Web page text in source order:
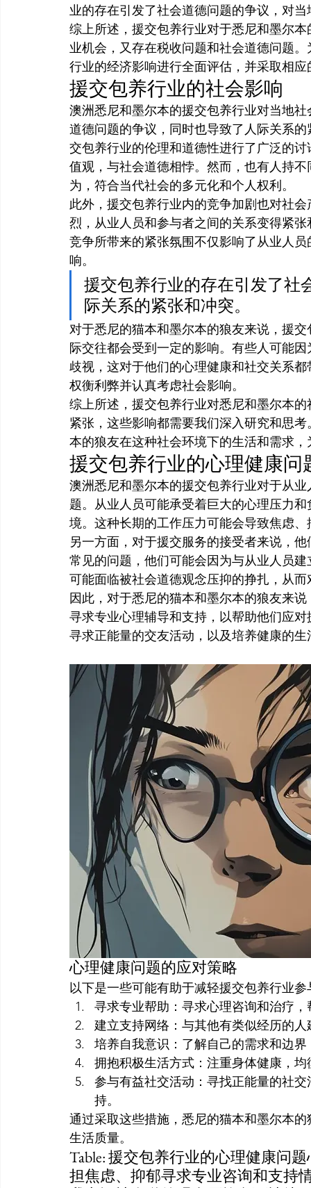
业的存在引发了社会道德问题的争议，对
综上所述，援交包养行业对于悉尼和墨尔
业机会，又存在税收问题和社会道德问题
行业的经济影响进行全面评估，并采取相
援交包养行业的社会影响
澳洲悉尼和墨尔本的援交包养行业对当地
道德问题的争议，同时也导致了人际关系
交包养行业的伦理和道德性进行了广泛的
值观，与社会道德相悖。然而，也有人持
为，符合当代社会的多元化和个人权利。
此外，援交包养行业内的竞争加剧也对社
烈，从业人员和参与者之间的关系变得紧
竞争所带来的紧张氛围不仅影响了从业人
响。
援交包养行业的存在引发了社
际关系的紧张和冲突。
对于悉尼的猫本和墨尔本的狼友来说，援
际交往都会受到一定的影响。有些人可能
歧视，这对于他们的心理健康和社交关系
权衡利弊并认真考虑社会影响。
综上所述，援交包养行业对悉尼和墨尔本
紧张，这些影响都需要我们深入研究和思
本的狼友在这种社会环境下的生活和需求
援交包养行业的心理健康问
澳洲悉尼和墨尔本的援交包养行业对于从
题。从业人员可能承受着巨大的心理压力
境。这种长期的工作压力可能会导致焦虑
另一方面，对于援交服务的接受者来说，
常见的问题，他们可能会因为与从业人员
可能面临被社会道德观念压抑的挣扎，从
因此，对于悉尼的猫本和墨尔本的狼友来
寻求专业心理辅导和支持，以帮助他们应
寻求正能量的交友活动，以及培养健康的
心理健康问题的应对策略
以下是一些可能有助于减轻援交包养行业
寻求专业帮助：寻求心理咨询和治疗
建立支持网络：与其他有类似经历的
培养自我意识：了解自己的需求和边
拥抱积极生活方式：注重身体健康，
参与有益社交活动：寻找正能量的社
持。
通过采取这些措施，悉尼的猫本和墨尔本
生活质量。
Table: 援交包养行业的心理健康问
担焦虑、抑郁寻求专业咨询和支持